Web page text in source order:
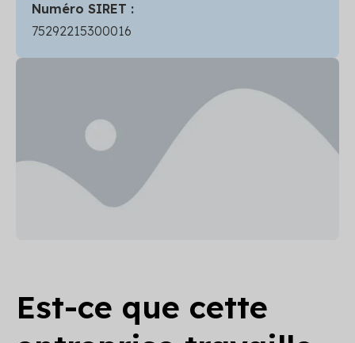
Numéro SIRET :
75292215300016
Est-ce que cette